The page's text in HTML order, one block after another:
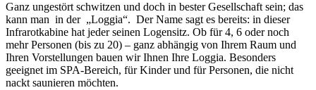
Ganz ungestört schwitzen und doch in bester Gesellschaft sein; das
kann man in der „Loggia“. Der Name sagt es bereits: in dieser
Infrarotkabine hat jeder seinen Logensitz. Ob für 4, 6 oder noch
mehr Personen (bis zu 20) – ganz abhängig von Ihrem Raum und
Ihren Vorstellungen bauen wir Ihnen Ihre Loggia. Besonders
geeignet im SPA-Bereich, für Kinder und für Personen, die nicht
nackt saunieren möchten.